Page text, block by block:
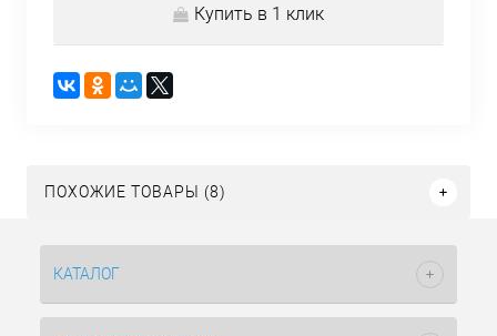
Купить в 1 клик
ПОХОЖИЕ ТОВАРЫ (8)
КАТАЛОГ